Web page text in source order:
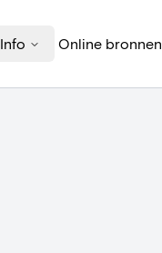
Info Online bronnen